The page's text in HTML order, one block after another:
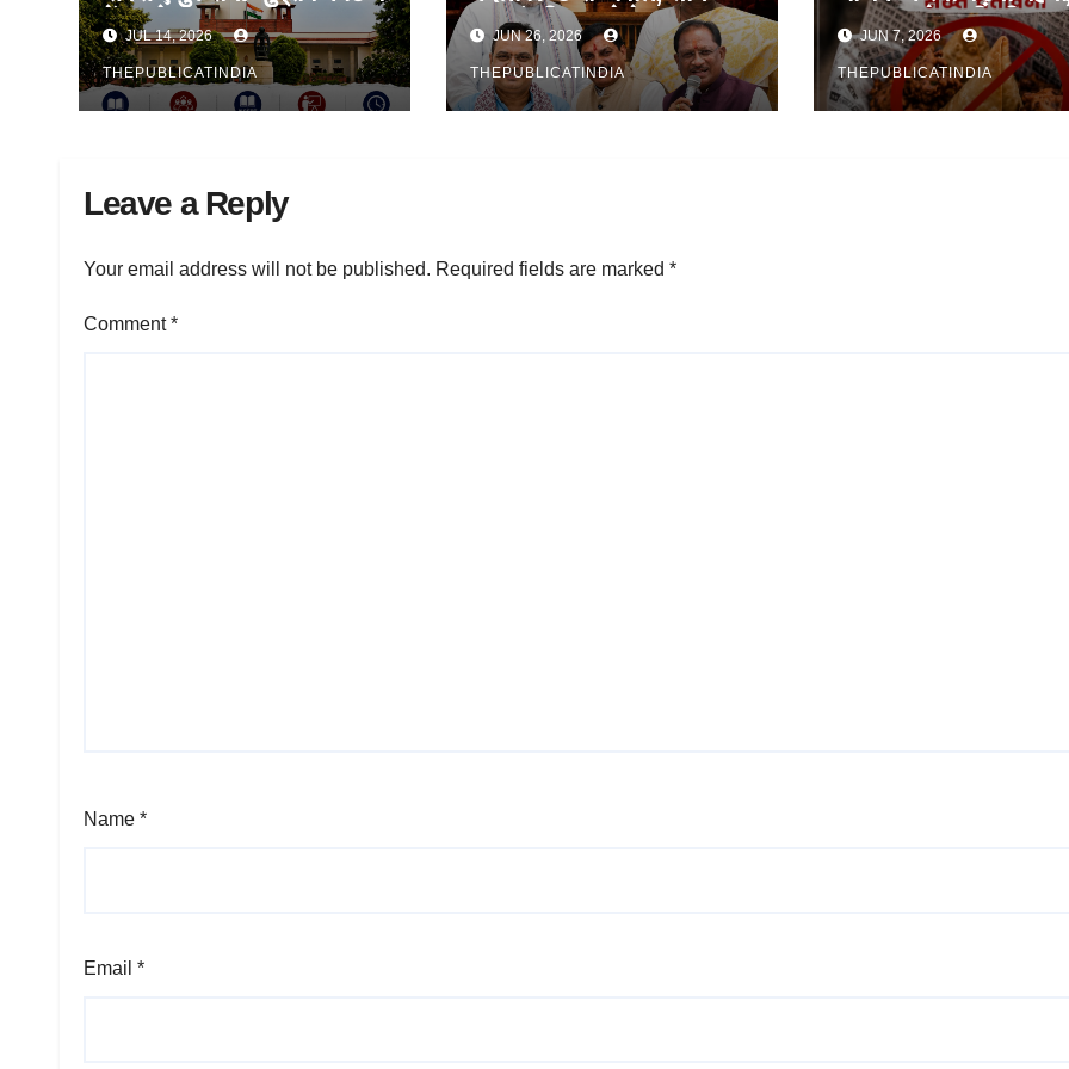
केंद्र ने बताया प्लान, NCERT
तैयार करेगा पाठ्यक्रम
JUL 14, 2026
THEPUBLICATINDIA
मुख्यमंत्री बदलने के आसार
JUN 26, 2026
THEPUBLICATINDIA
FSSAI ने जारी की
चेतावनी
JUN 7, 2026
THEPUBLICATINDIA
Leave a Reply
Your email address will not be published. Required fields are marked *
Comment*
Name *
Email *